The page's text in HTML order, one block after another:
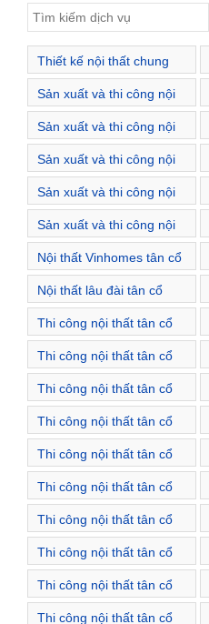
Thiết kế nội thất chung
cư Hà Nội
Sản xuất và thi công nội
thất Times City Hà Nội
Sản xuất và thi công nội
thất Vinhomes Green Bay
Hà Nội
Sản xuất và thi công nội
thất Vinhomes Riverside -
The Harmony Hà Nội
Sản xuất và thi công nội
thất Vinhomes Skylake
Hà Nội
Sản xuất và thi công nội
thất Vinhomes West Point
Hà Nội
Nội thất Vinhomes tân cổ
điển
Nội thất lâu đài tân cổ
điển
Thi công nội thất tân cổ
điển Xã Bình Minh
Thi công nội thất tân cổ
điển Xã Cao Dương
Thi công nội thất tân cổ
điển Xã Cự Khê
Thi công nội thất tân cổ
điển Xã Hồng Dương
Thi công nội thất tân cổ
điển Xã Kim Thư
Thi công nội thất tân cổ
điển Xã Mỹ Hưng
Thi công nội thất tân cổ
điển Xã Tam Hưng
Thi công nội thất tân cổ
điển Xã Thanh Cao
Thi công nội thất tân cổ
điển Xã Thanh Thùy
Thi công nội thất tân cổ